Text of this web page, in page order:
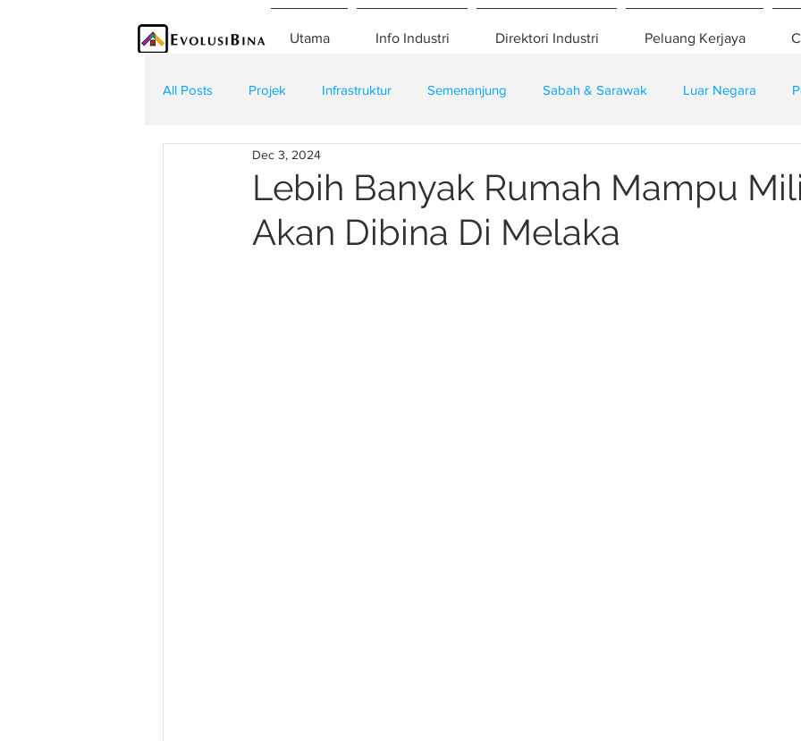
Utama Info Industri Direktori Industri Peluang Kerjaya
All Posts Projek Infrastruktur Semenanjung Sabah & Sarawak Luar Negara
Teknologi Kontraktor
Lebih Banyak Rumah Mampu
Akan Dibina Di Melaka
Dec 3, 2024